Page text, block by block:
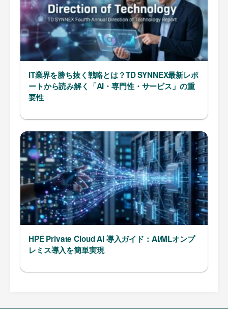
IT業界を勝ち抜く戦略とは？TD SYNNEX最新レポ
ートから読み解く「AI・専門性・サービス」の重
要性
HPE Private Cloud AI 導入ガイド：AI/MLオンプ
レミス導入を簡単実現